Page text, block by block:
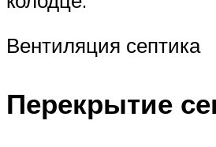
Вентиляция септика
Перекрытие